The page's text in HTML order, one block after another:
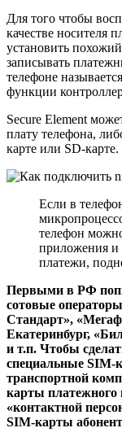
Для того чтобы
качестве носителя
установить
записывать
телефоне
функции
Secure Element
плату телефона,
карте или SD-карте.
Если в
телефон
приложения и
платежи,
Первыми в РФ
сотовые
Стандарт»,
Екатеринбург,
и т.п. Чтобы
специальные SIM-
транспортной
карты платежного
«контактной
SIM-карты